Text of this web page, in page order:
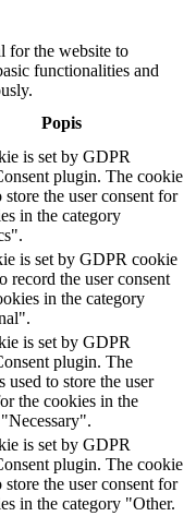
for the website to
functionalities and
Popis
is set by GDPR
plugin. The cookie
store the user consent for
in the category
is set by GDPR cookie
record the user consent
in the category
is set by GDPR
plugin. The
used to store the user
the cookies in the
is set by GDPR
plugin. The cookie
store the user consent for
in the category "Other.